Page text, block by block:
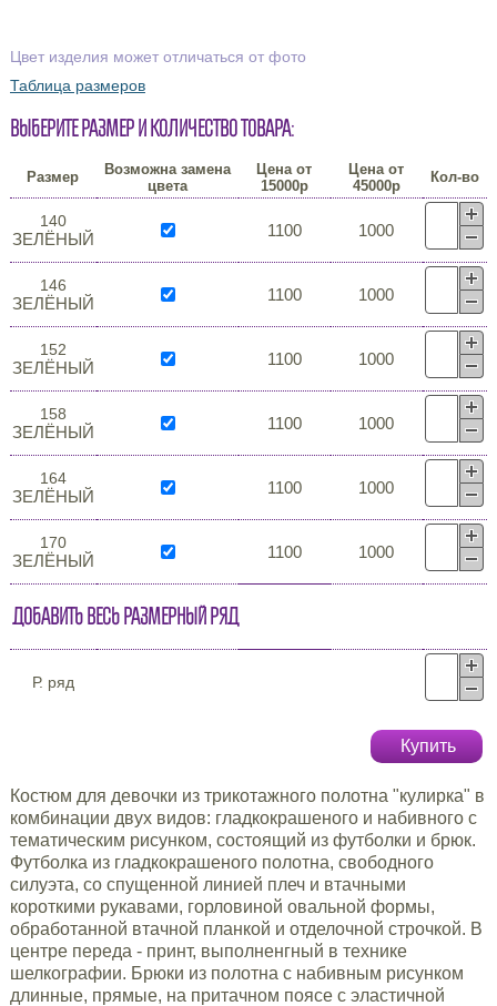
Цвет изделия может отличаться от фото
Таблица размеров
Выберите размер и количество товара:
Размер
Возможна замена
цвета
Цена от
15000р
Цена от
45000р
Кол-во
140
ЗЕЛЁНЫЙ 1100 1000
146
ЗЕЛЁНЫЙ 1100 1000
152
ЗЕЛЁНЫЙ 1100 1000
158
ЗЕЛЁНЫЙ 1100 1000
164
ЗЕЛЁНЫЙ 1100 1000
170
ЗЕЛЁНЫЙ 1100 1000
Добавить весь размерный ряд
Р. ряд
Купить
Костюм для девочки из трикотажного полотна "кулирка" в
комбинации двух видов: гладкокрашеного и набивного с
тематическим рисунком, состоящий из футболки и брюк.
Футболка из гладкокрашеного полотна, свободного
силуэта, со спущенной линией плеч и втачными
короткими рукавами, горловиной овальной формы,
обработанной втачной планкой и отделочной строчкой. В
центре переда - принт, выполненгный в технике
шелкографии. Брюки из полотна с набивным рисунком
длинные, прямые, на притачном поясе с эластичной